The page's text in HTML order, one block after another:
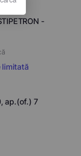
-
limitată
ap.(of.) 7